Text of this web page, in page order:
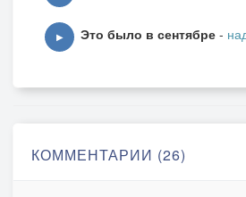
Мы навсегда, с тобою вместе.
© Copyright: Шаметова
▶ Это было в сентябре -
КОММЕНТАРИИ (26)